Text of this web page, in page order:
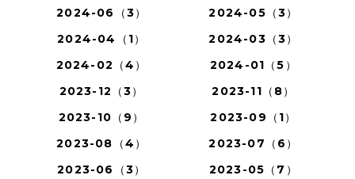
2024-06（3）
2024-05（3）
2024-04（1）
2024-03（3）
2024-02（4）
2024-01（5）
2023-12（3）
2023-11（8）
2023-10（9）
2023-09（1）
2023-08（4）
2023-07（6）
2023-06（3）
2023-05（7）